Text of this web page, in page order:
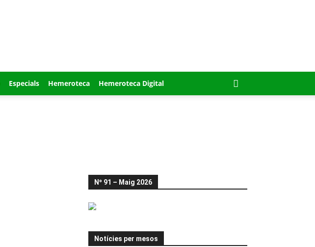
Especials Hemeroteca Hemeroteca Digital
Nº 91 – Maig 2026
Notícies per mesos